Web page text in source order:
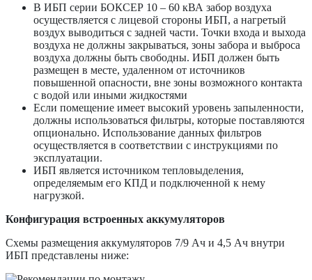
В ИБП серии БОКСЕР 10 – 60 кВА забор воздуха
осуществляется с лицевой стороны ИБП, а нагретый
воздух выводиться с задней части. Точки входа и выхода
воздуха не должны закрываться, зоны забора и выброса
воздуха должны быть свободны. ИБП должен быть
размещен в месте, удаленном от источников
повышенной опасности, вне зоны возможного контакта
с водой или иными жидкостями
Если помещение имеет высокий уровень запыленности,
должны использоваться фильтры, которые поставляются
опционально. Использование данных фильтров
осуществляется в соответствии с инструкциями по
эксплуатации.
ИБП является источником тепловыделения,
определяемым его КПД и подключенной к нему
нагрузкой.
Конфигурация встроенных аккумуляторов
Схемы размещения аккумуляторов 7/9 Ач и 4,5 Ач внутри
ИБП представлены ниже: